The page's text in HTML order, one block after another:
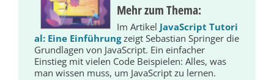
Mehr zum Thema:
Im Artikel JavaScript Tutori
al: Eine Einführungzeigt Sebastian Springer die
Grundlagen von JavaScript. Ein einfacher
Einstieg mit vielen Code Beispielen: Alles, was
man wissen muss, um JavaScript zu lernen.